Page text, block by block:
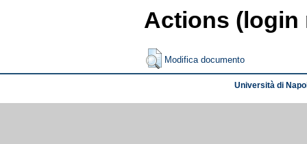
Actions (login
Modifica documento
Università di